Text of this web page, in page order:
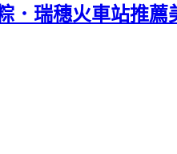
．瑞穗火車站推